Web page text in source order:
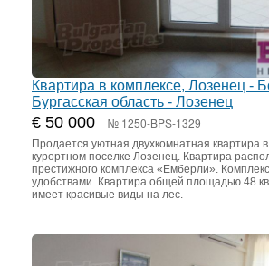
Квартира в комплексе, Лозенец -
Бургасская область - Лозенец
€ 50 000 № 1250-BPS-1329
Продается уютная двухкомнатная квартира
курортном поселке Лозенец. Квартира
престижного комплекса «Емберли».
удобствами. Квартира общей площадью 48
имеет красивые виды на лес.